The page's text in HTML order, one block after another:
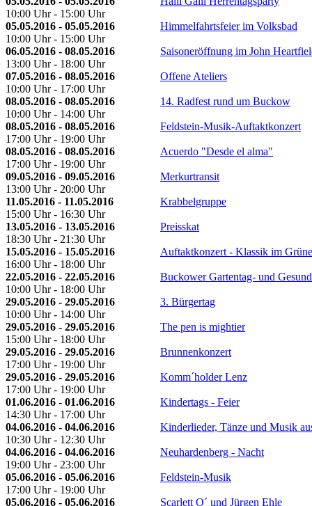
10:00 Uhr - 15:00 Uhr
05.05.2016 - 05.05.2016
10:00 Uhr - 15:00 Uhr
Himmelfahrtsfeier im Volksbad
06.05.2016 - 08.05.2016
13:00 Uhr - 18:00 Uhr
Saisoneröffnung im John
07.05.2016 - 08.05.2016
10:00 Uhr - 17:00 Uhr
Offene Ateliers
08.05.2016 - 08.05.2016
10:00 Uhr - 14:00 Uhr
14. Radfest rund um Buckow
08.05.2016 - 08.05.2016
17:00 Uhr - 19:00 Uhr
Feldstein-Musik-Auftaktkonzert
08.05.2016 - 08.05.2016
17:00 Uhr - 19:00 Uhr
Acuerdo "Desde el alma"
09.05.2016 - 09.05.2016
13:00 Uhr - 20:00 Uhr
Merkurtransit
11.05.2016 - 11.05.2016
15:00 Uhr - 16:30 Uhr
Krabbelgruppe
13.05.2016 - 13.05.2016
18:30 Uhr - 21:30 Uhr
Preisskat
15.05.2016 - 15.05.2016
16:00 Uhr - 18:00 Uhr
Auftaktkonzert - Klassik im
22.05.2016 - 22.05.2016
10:00 Uhr - 18:00 Uhr
Buckower Gartentag- und
29.05.2016 - 29.05.2016
10:00 Uhr - 14:00 Uhr
3. Bürgertag
29.05.2016 - 29.05.2016
15:00 Uhr - 18:00 Uhr
The pen is mightier
29.05.2016 - 29.05.2016
17:00 Uhr - 19:00 Uhr
Brunnenkonzert
29.05.2016 - 29.05.2016
17:00 Uhr - 19:00 Uhr
Komm´holder Lenz
01.06.2016 - 01.06.2016
14:30 Uhr - 17:00 Uhr
Kindertags - Feier
04.06.2016 - 04.06.2016
10:30 Uhr - 12:30 Uhr
Kinderlieder, Tänze und Musik
04.06.2016 - 04.06.2016
19:00 Uhr - 23:00 Uhr
Neuhardenberg - Nacht
05.06.2016 - 05.06.2016
17:00 Uhr - 19:00 Uhr
Feldstein-Musik
05.06.2016 - 05.06.2016 Scarlett O´ und Jürgen Ehle